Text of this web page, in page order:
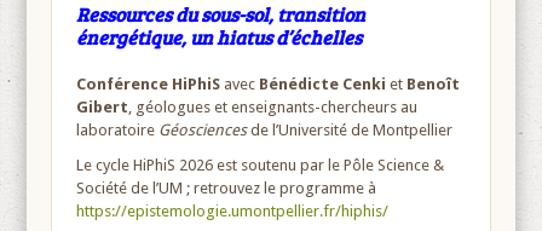
Ressources du sous-sol, transition
énergétique, un hiatus d’échelles
Conférence HiPhiS avec Bénédicte Cenki et Benoît
Gibert, géologues et enseignants-chercheurs au
laboratoire Géosciencesde l’Université de Montpellier
Le cycle HiPhiS 2026 est soutenu par le Pôle Science &
Société de l’UM ; retrouvez le programme à
https://epistemologie.umontpellier.fr/hiphis/